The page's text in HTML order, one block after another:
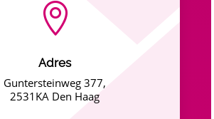

Adres
Guntersteinweg 377,
2531KA Den Haag